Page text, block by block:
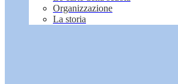
Organizzazione
La storia